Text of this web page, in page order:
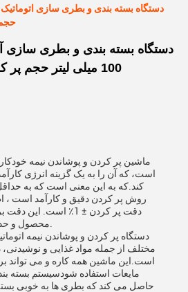
حجم پر
100 میلی لیتر حجم پر کردن 40 بطری / دقیقه
ماشین پر کردن و پوشاندن نیمه
کند.که به این معنی است که به حداقل
روش پر کردن دقیق و کارآمد است ،
دقت پر کردن ± 1٪ است.
دستگاه پر کردن و پوشاندن نیمه
مختلف از جمله مواد غذایی و
است.این ماشین همه کاره و می تواند
مایعات استفاده شودسیستم بسته
حاصل می کند که بطری ها به خوبی